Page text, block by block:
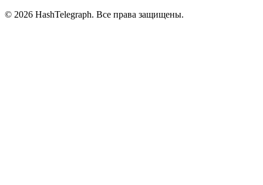
© 2026 HashTelegraph. Все права защищены.